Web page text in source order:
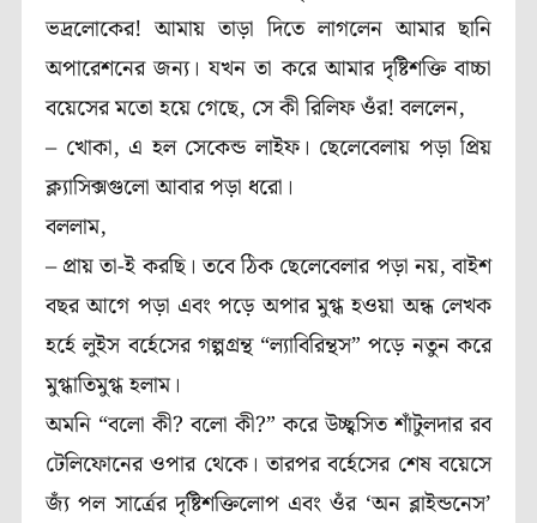
ভদ্রলোকের! আমায় তাড়া দিতে লাগলেন আমার ছানি
অপারেশনের জন্য। যখন তা করে আমার দৃষ্টিশক্তি বাচ্চা
বয়েসের মতো হয়ে গেছে, সে কী রিলিফ ওঁর! বললেন,
– খোকা, এ হল সেকেন্ড লাইফ। ছেলেবেলায় পড়া প্রিয়
ক্ল্যাসিক্সগুলো আবার পড়া ধরো।
বললাম,
– প্রায় তা-ই করছি। তবে ঠিক ছেলেবেলার পড়া নয়, বাইশ
বছর আগে পড়া এবং পড়ে অপার মুগ্ধ হওয়া অন্ধ লেখক
হর্হে লুইস বর্হেসের গল্পগ্রন্থ “ল্যাবিরিন্থস” পড়ে নতুন করে
মুগ্ধাতিমুগ্ধ হলাম।
অমনি “বলো কী? বলো কী?” করে উচ্ছ্বসিত শাঁটুলদার রব
টেলিফোনের ওপার থেকে। তারপর বর্হেসের শেষ বয়েসে
জ্যঁ পল সার্ত্রের দৃষ্টিশক্তিলোপ এবং ওঁর ‘অন ব্লাইন্ডনেস’